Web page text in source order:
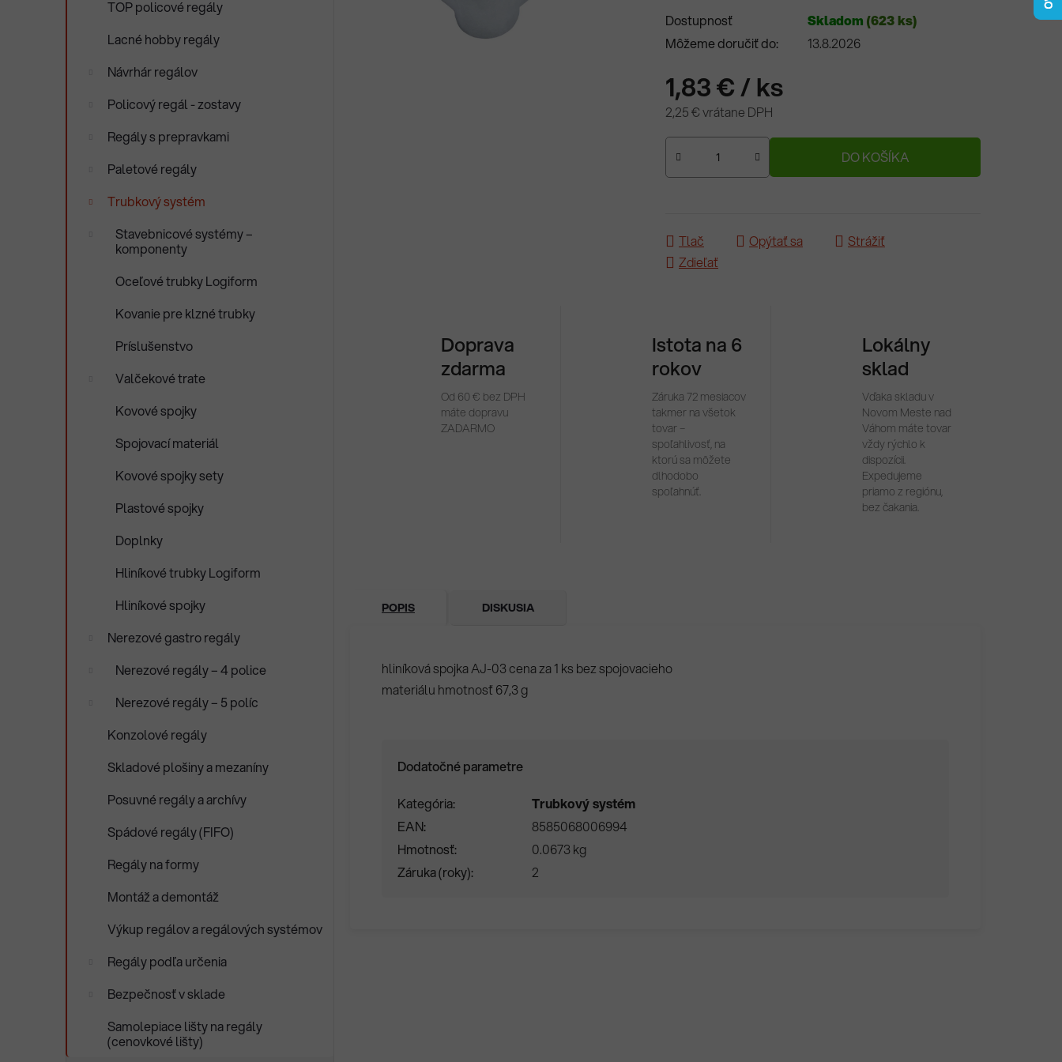
TOP policové regály
Lacné hobby regály
Návrhár regálov
Policový regál - zostavy
Regály s prepravkami
Paletové regály
Trubkový systém
Stavebnicové systémy –
komponenty
Oceľové trubky Logiform
Kovanie pre klzné trubky
Príslušenstvo
Valčekové trate
Kovové spojky
Spojovací materiál
Kovové spojky sety
Plastové spojky
Doplnky
Hliníkové trubky Logiform
Hliníkové spojky
Nerezové gastro regály
Nerezové regály – 4 police
Nerezové regály – 5 políc
Konzolové regály
Skladové plošiny a mezaníny
Posuvné regály a archívy
Spádové regály (FIFO)
Regály na formy
Montáž a demontáž
Výkup regálov a regálových systémov
Regály podľa určenia
Bezpečnosť v sklade
Samolepiace lišty na regály
(cenovkové lišty)
Dostupnosť Skladom (623 ks)
Môžeme doručiť do:
13.8.2026
1,83 €/ ks
2,25 € vrátane DPH
Jednotková cena:
DO KOŠÍKA
Tlač Opýtať sa
Strážiť
Zdieľať
Doprava
zdarma
Od 60 € bez DPH
máte dopravu
ZADARMO
Istota na 6
rokov
Záruka 72 mesiacov
takmer na všetok
tovar –
spoľahlivosť, na
ktorú sa môžete
dlhodobo
spoľahnúť.
Lokálny
sklad
Vďaka skladu v
Novom Meste nad
Váhom máte tovar
vždy rýchlo k
dispozícii.
Expedujeme
priamo z regiónu,
bez čakania.
POPIS DISKUSIA
hliníková spojka AJ-03 cena za 1 ks bez spojovacieho
materiálu hmotnosť 67,3 g
Dodatočné parametre
Kategória
Trubkový systém
EAN
8585068006994
Hmotnosť
0.0673 kg
Záruka (roky)
2